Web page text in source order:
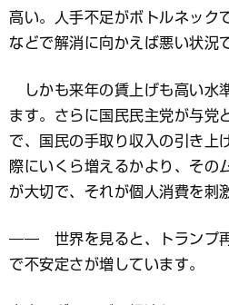
高い。人手不足がボトルネック
などで解消に向かえば悪い状況
しかも来年の賃上げも高い水
ます。さらに国民民主党が与党
で、国民の手取り収入の引き上
際にいくら増えるかより、その
が大切で、それが個人消費を刺
―― 世界を見ると、トランプ再
で不安定さが増しています。